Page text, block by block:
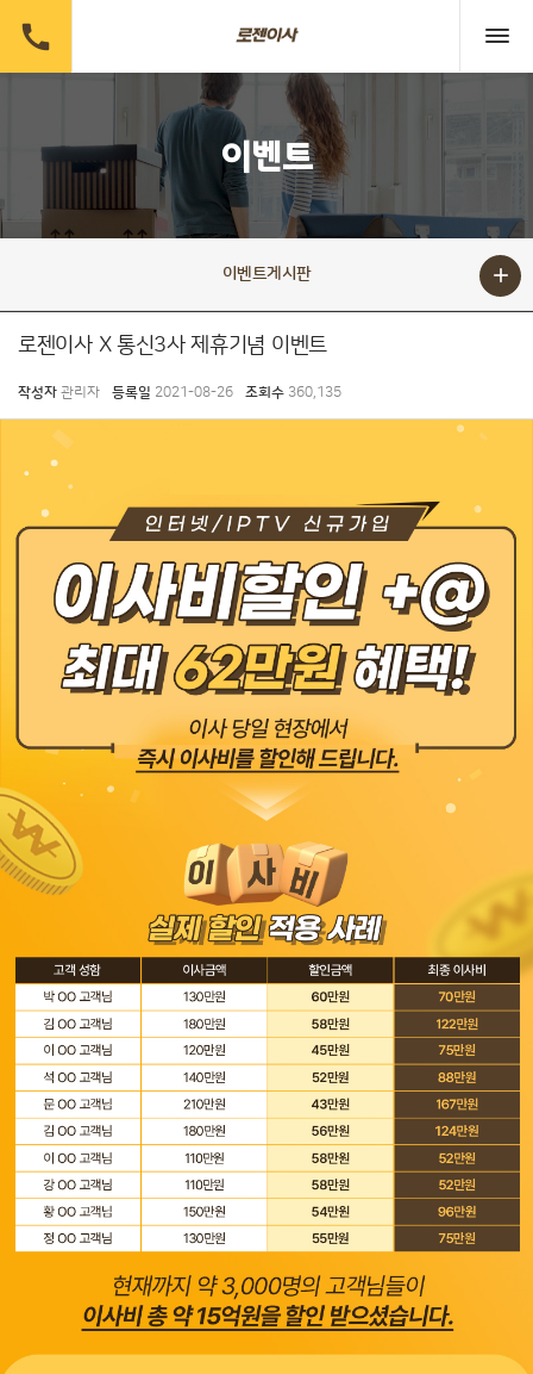

이벤트
이벤트게시판 
로젠이사 X 통신3사 제휴기념 이벤트
작성자 관리자 등록일 2021-08-26 조회수 360,135